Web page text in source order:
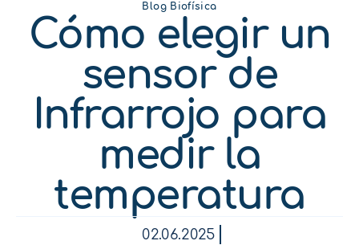
Blog Biofísica
Cómo elegir un
sensor de
Infrarrojo para
medir la
temperatura
02.06.2025